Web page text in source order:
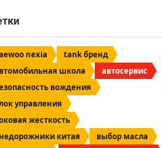
nexia
tank бренд
школа
автосервис
вождения
управления
жесткость
китая
выбор масла